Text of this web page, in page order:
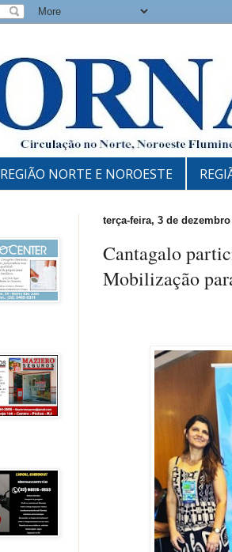
REGIÃO NORTE E NOROESTE
terça-feira, 3 de dezembro
Cantagalo
Mobilização